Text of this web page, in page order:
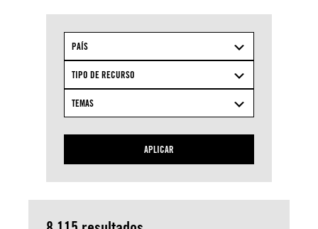
PAÍS
TIPO DE RECURSO
TEMAS
APLICAR